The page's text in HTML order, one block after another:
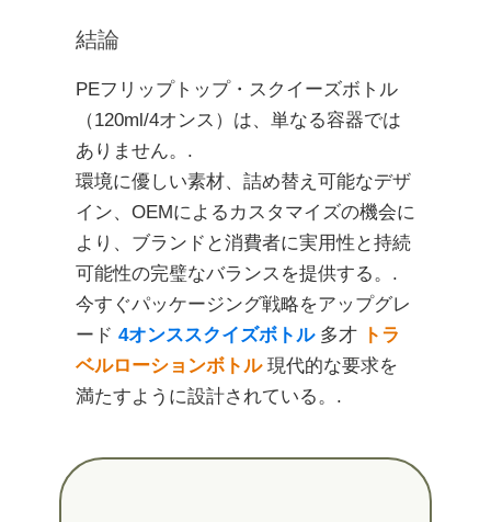
結論
PEフリップトップ・スクイーズボトル
（120ml/4オンス）は、単なる容器では
ありません。.
環境に優しい素材、詰め替え可能なデザ
イン、OEMによるカスタマイズの機会に
より、ブランドと消費者に実用性と持続
可能性の完璧なバランスを提供する。.
今すぐパッケージング戦略をアップグレ
ード 4オンススクイズボトル 多才
トラ
ベルローションボトル現代的な要求を
満たすように設計されている。.